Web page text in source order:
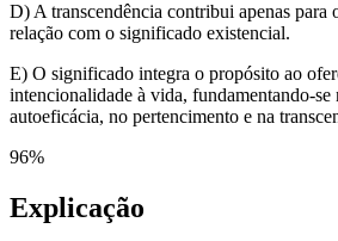
D) A transcendência contribui apenas para
relação com o significado existencial.
E) O significado integra o propósito ao
intencionalidade à vida, fundamentando-se
autoeficácia, no pertencimento e na
96%
Explicação